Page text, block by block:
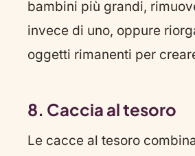
bambini più grandi,
invece di uno, oppure
oggetti rimanenti per
8. Caccia al tesoro
Le cacce al tesoro